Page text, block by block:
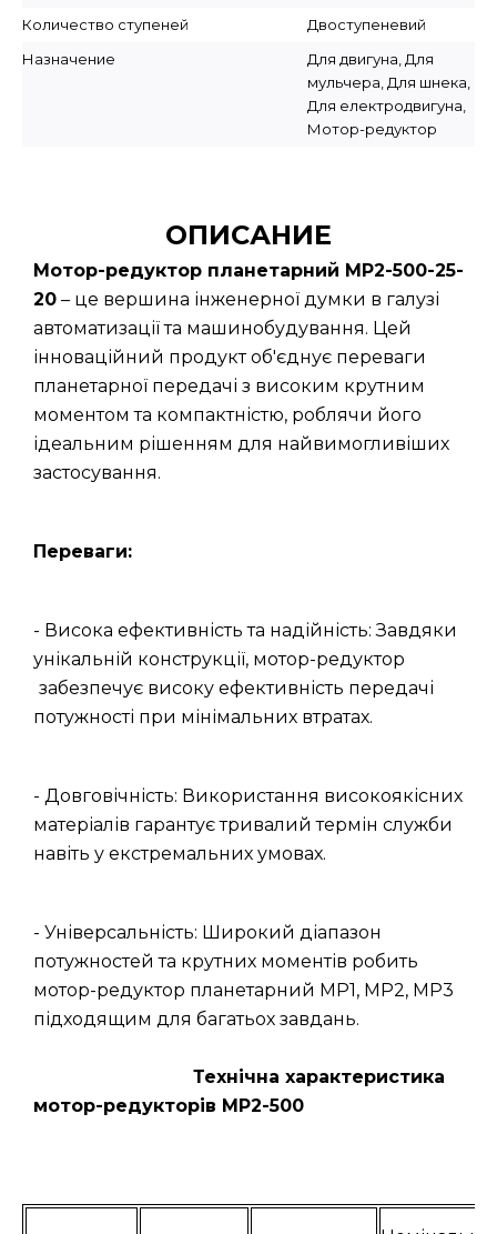
Количество ступеней
Двоступеневий
Назначение
Для двигуна, Для
мульчера, Для шнека,
Для електродвигуна,
Мотор-редуктор
ОПИСАНИЕ
Мотор-редуктор планетарний МР2-500-25-
20 – це вершина інженерної думки в галузі
автоматизації та машинобудування. Цей
інноваційний продукт об'єднує переваги
планетарної передачі з високим крутним
моментом та компактністю, роблячи його
ідеальним рішенням для найвимогливіших
застосування.
Переваги:
- Висока ефективність та надійність: Завдяки
унікальній конструкції, мотор-редуктор
забезпечує високу ефективність передачі
потужності при мінімальних втратах.
- Довговічність: Використання високоякісних
матеріалів гарантує тривалий термін служби
навіть у екстремальних умовах.
- Універсальність: Широкий діапазон
потужностей та крутних моментів робить
мотор-редуктор планетарний МР1, МР2, МР3
підходящим для багатьох завдань.
Технічна характеристика
мотор-редукторів МР2-500